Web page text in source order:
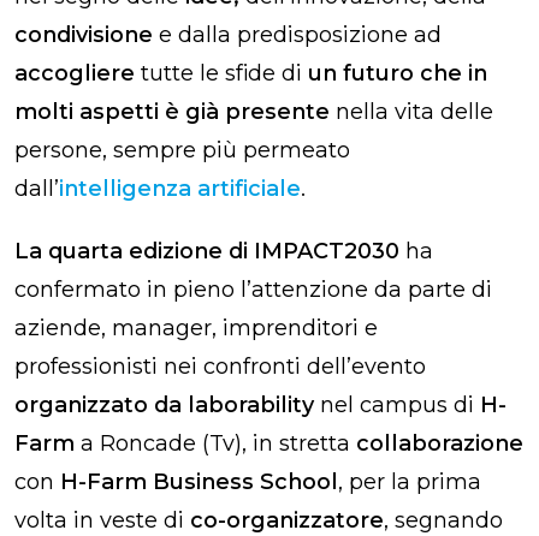
condivisione e dalla predisposizione ad
accogliere tutte le sfide di un futuro che in
molti aspetti è già presente nella vita delle
persone, sempre più permeato
dall’intelligenza artificiale.
La quarta edizione di IMPACT2030 ha
confermato in pieno l’attenzione da parte di
aziende, manager, imprenditori e
professionisti nei confronti dell’evento
organizzato da laborability nel campus di H-
Farm a Roncade (Tv), in stretta collaborazione
con H-Farm Business School, per la prima
volta in veste di co-organizzatore, segnando